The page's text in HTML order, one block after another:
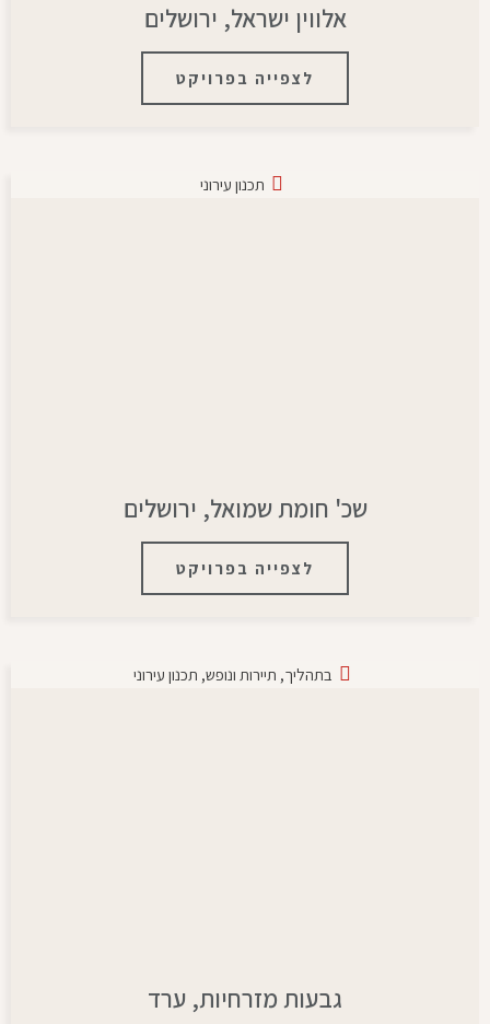
אלווין ישראל, ירושלים
לצפייה בפרויקט
תכנון עירוני
שכ' חומת שמואל, ירושלים
לצפייה בפרויקט
בתהליך, תיירות ונופש, תכנון עירוני
גבעות מזרחיות, ערד